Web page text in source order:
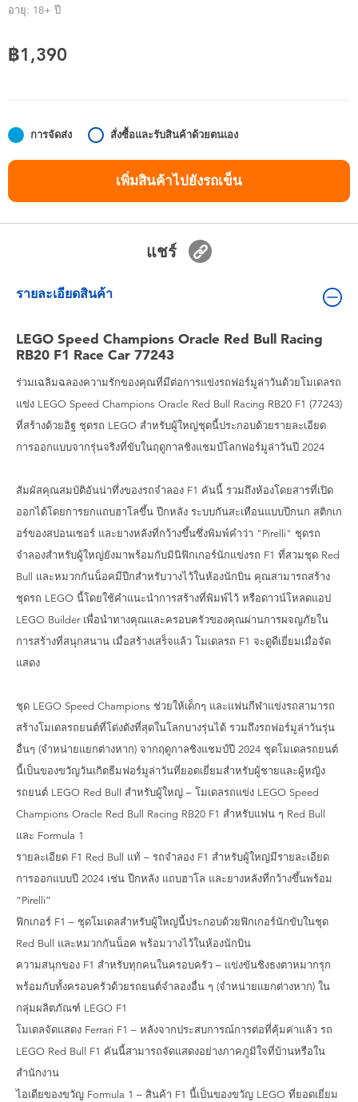
แบตเตอรี่
Nintendo Switch
ตัวละครเพี่อการสะสม
อายุ: 18+ ปี
฿1,390
การจัดส่ง สั่งซื้อและรับสินค้าด้วยตนเอง
เพิ่มสินค้าไปยังรถเข็น
แชร์
รายละเอียดสินค้า
LEGO Speed Champions Oracle Red Bull Racing
RB20 F1 Race Car 77243
ร่วมเฉลิมฉลองความรักของคุณที่มีต่อการแข่งรถฟอร์มูล่าวันด้วยโมเดลรถ
แข่ง LEGO Speed ​​Champions Oracle Red Bull Racing RB20 F1 (77243)
ที่สร้างด้วยอิฐ ชุดรถ LEGO สำหรับผู้ใหญ่ชุดนี้ประกอบด้วยรายละเอียด
การออกแบบจากรุ่นจริงที่ขับในฤดูกาลชิงแชมป์โลกฟอร์มูล่าวันปี 2024
สัมผัสคุณสมบัติอันน่าทึ่งของรถจำลอง F1 คันนี้ รวมถึงห้องโดยสารที่เปิด
ออกได้โดยการยกแถบฮาโลขึ้น ปีกหลัง ระบบกันสะเทือนแบบปีกนก สติกเก
อร์ของสปอนเซอร์ และยางหลังที่กว้างขึ้นซึ่งพิมพ์คำว่า "Pirelli" ชุดรถ
จำลองสำหรับผู้ใหญ่ยังมาพร้อมกับมินิฟิกเกอร์นักแข่งรถ F1 ที่สวมชุด Red
Bull และหมวกกันน็อคมีปีกสำหรับวางไว้ในห้องนักบิน คุณสามารถสร้าง
ชุดรถ LEGO นี้โดยใช้คำแนะนำการสร้างที่พิมพ์ไว้ หรือดาวน์โหลดแอป
LEGO Builder เพื่อนำทางคุณและครอบครัวของคุณผ่านการผจญภัยใน
การสร้างที่สนุกสนาน เมื่อสร้างเสร็จแล้ว โมเดลรถ F1 จะดูดีเยี่ยมเมื่อจัด
แสดง
ชุด LEGO Speed ​​Champions ช่วยให้เด็กๆ และแฟนกีฬาแข่งรถสามารถ
สร้างโมเดลรถยนต์ที่โด่งดังที่สุดในโลกบางรุ่นได้ รวมถึงรถฟอร์มูล่าวันรุ่น
อื่นๆ (จำหน่ายแยกต่างหาก) จากฤดูกาลชิงแชมป์ปี 2024 ชุดโมเดลรถยนต์
นี้เป็นของขวัญวันเกิดธีมฟอร์มูล่าวันที่ยอดเยี่ยมสำหรับผู้ชายและผู้หญิง
รถยนต์ LEGO Red Bull สำหรับผู้ใหญ่ – โมเดลรถแข่ง LEGO Speed ​​
Champions Oracle Red Bull Racing RB20 F1 สำหรับแฟน ๆ Red Bull
และ Formula 1
รายละเอียด F1 Red Bull แท้ – รถจำลอง F1 สำหรับผู้ใหญ่มีรายละเอียด
การออกแบบปี 2024 เช่น ปีกหลัง แถบฮาโล และยางหลังที่กว้างขึ้นพร้อม
“Pirelli”
ฟิกเกอร์ F1 – ชุดโมเดลสำหรับผู้ใหญ่นี้ประกอบด้วยฟิกเกอร์นักขับในชุด
Red Bull และหมวกกันน็อค พร้อมวางไว้ในห้องนักบิน
ความสนุกของ F1 สำหรับทุกคนในครอบครัว – แข่งขันชิงธงตาหมากรุก
พร้อมกับทั้งครอบครัวด้วยรถยนต์จำลองอื่น ๆ (จำหน่ายแยกต่างหาก) ใน
กลุ่มผลิตภัณฑ์ LEGO F1
โมเดลจัดแสดง Ferrari F1 – หลังจากประสบการณ์การต่อที่คุ้มค่าแล้ว รถ
LEGO Red Bull F1 คันนี้สามารถจัดแสดงอย่างภาคภูมิใจที่บ้านหรือใน
สำนักงาน
ไอเดียของขวัญ Formula 1 – สินค้า F1 นี้เป็นของขวัญ LEGO ที่ยอดเยี่ยม